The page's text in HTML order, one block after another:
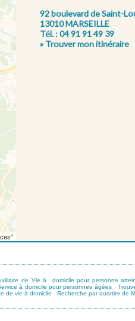
92 boulevard de Saint-
13010 MARSEILLE
Tél. : 04 91 91 49 39
» Trouver mon itinéraire
de Vie à domicile pour personne
à domicile pour personnes âgées
de vie à domicile Recherche par quartier de